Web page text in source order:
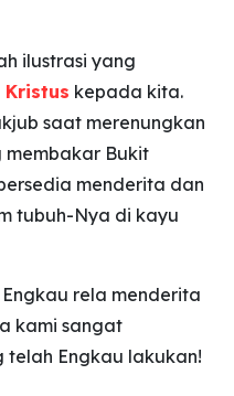
ilustrasi yang
Kristus kepada kita.
saat merenungkan
membakar Bukit
menderita dan
tubuh-Nya di kayu
rela menderita
kami sangat
telah Engkau lakukan!